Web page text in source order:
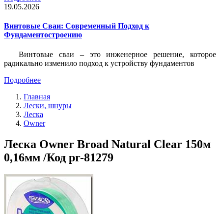
19.05.2026
Винтовые Сваи: Современный Подход к
Фундаментостроению
Винтовые сваи – это инженерное решение, которое
радикально изменило подход к устройству фундаментов
Подробнее
Главная
Лески, шнуры
Леска
Owner
Леска Owner Broad Natural Clear 150м
0,16мм /Код pr-81279